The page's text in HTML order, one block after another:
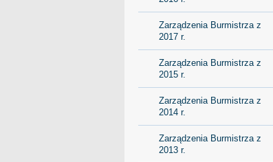
Zarządzenia Burmistrza z
2017 r.
Zarządzenia Burmistrza z
2015 r.
Zarządzenia Burmistrza z
2014 r.
Zarządzenia Burmistrza z
2013 r.